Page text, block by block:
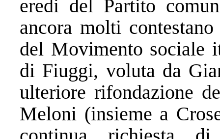
eredi del Partito
ancora molti
del Movimento sociale
di Fiuggi, voluta da
ulteriore rifondazione
Meloni (insieme a